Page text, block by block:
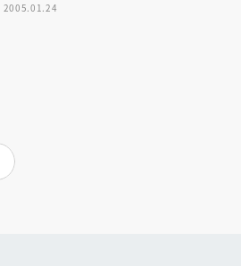
2005.01.24
践